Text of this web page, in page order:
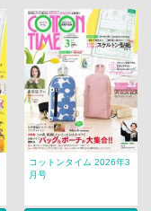
コットンタイム 2026年3
月号